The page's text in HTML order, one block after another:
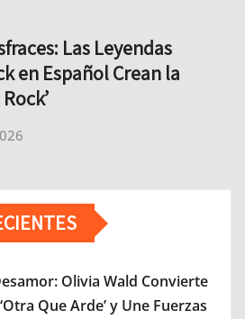
Las Leyendas
en Español Crean la
Olivia Wald Convierte
Que Arde’ y Une Fuerzas